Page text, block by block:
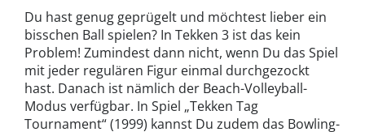
Du hast genug geprügelt und möchtest lieber ein
bisschen Ball spielen? In Tekken 3 ist das kein
Problem! Zumindest dann nicht, wenn Du das Spiel
mit jeder regulären Figur einmal durchgezockt
hast. Danach ist nämlich der Beach-Volleyball-
Modus verfügbar. In Spiel „Tekken Tag
Tournament“ (1999) kannst Du zudem das Bowling-